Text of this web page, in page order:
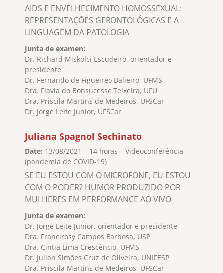
AIDS E ENVELHECIMENTO HOMOSSEXUAL:
REPRESENTAÇÕES GERONTOLÓGICAS E A
LINGUAGEM DA PATOLOGIA
Junta de examen:
Dr. Richard Miskolci Escudeiro, orientador e
presidente
Dr. Fernando de Figueireo Balieiro, UFMS
Dra. Flavia do Bonsucesso Teixeira, UFU
Dra. Priscila Martins de Medeiros, UFSCar
Dr. Jorge Leite Junior, UFSCar
Juliana Spagnol Sechinato
Date: 13/08/2021 – 14 horas – Videoconferência
(pandemia de COVID-19)
SE EU ESTOU COM O MICROFONE, EU ESTOU
COM O PODER? HUMOR PRODUZIDO POR
MULHERES EM PERFORMANCE AO VIVO
Junta de examen:
Dr. Jorge Leite Junior, orientador e presidente
Dra. Francirosy Campos Barbosa, USP
Dra. Cintia Lima Crescêncio, UFMS
Dr. Julian Simões Cruz de Oliveira, UNIFESP
Dra. Priscila Martins de Medeiros, UFSCar